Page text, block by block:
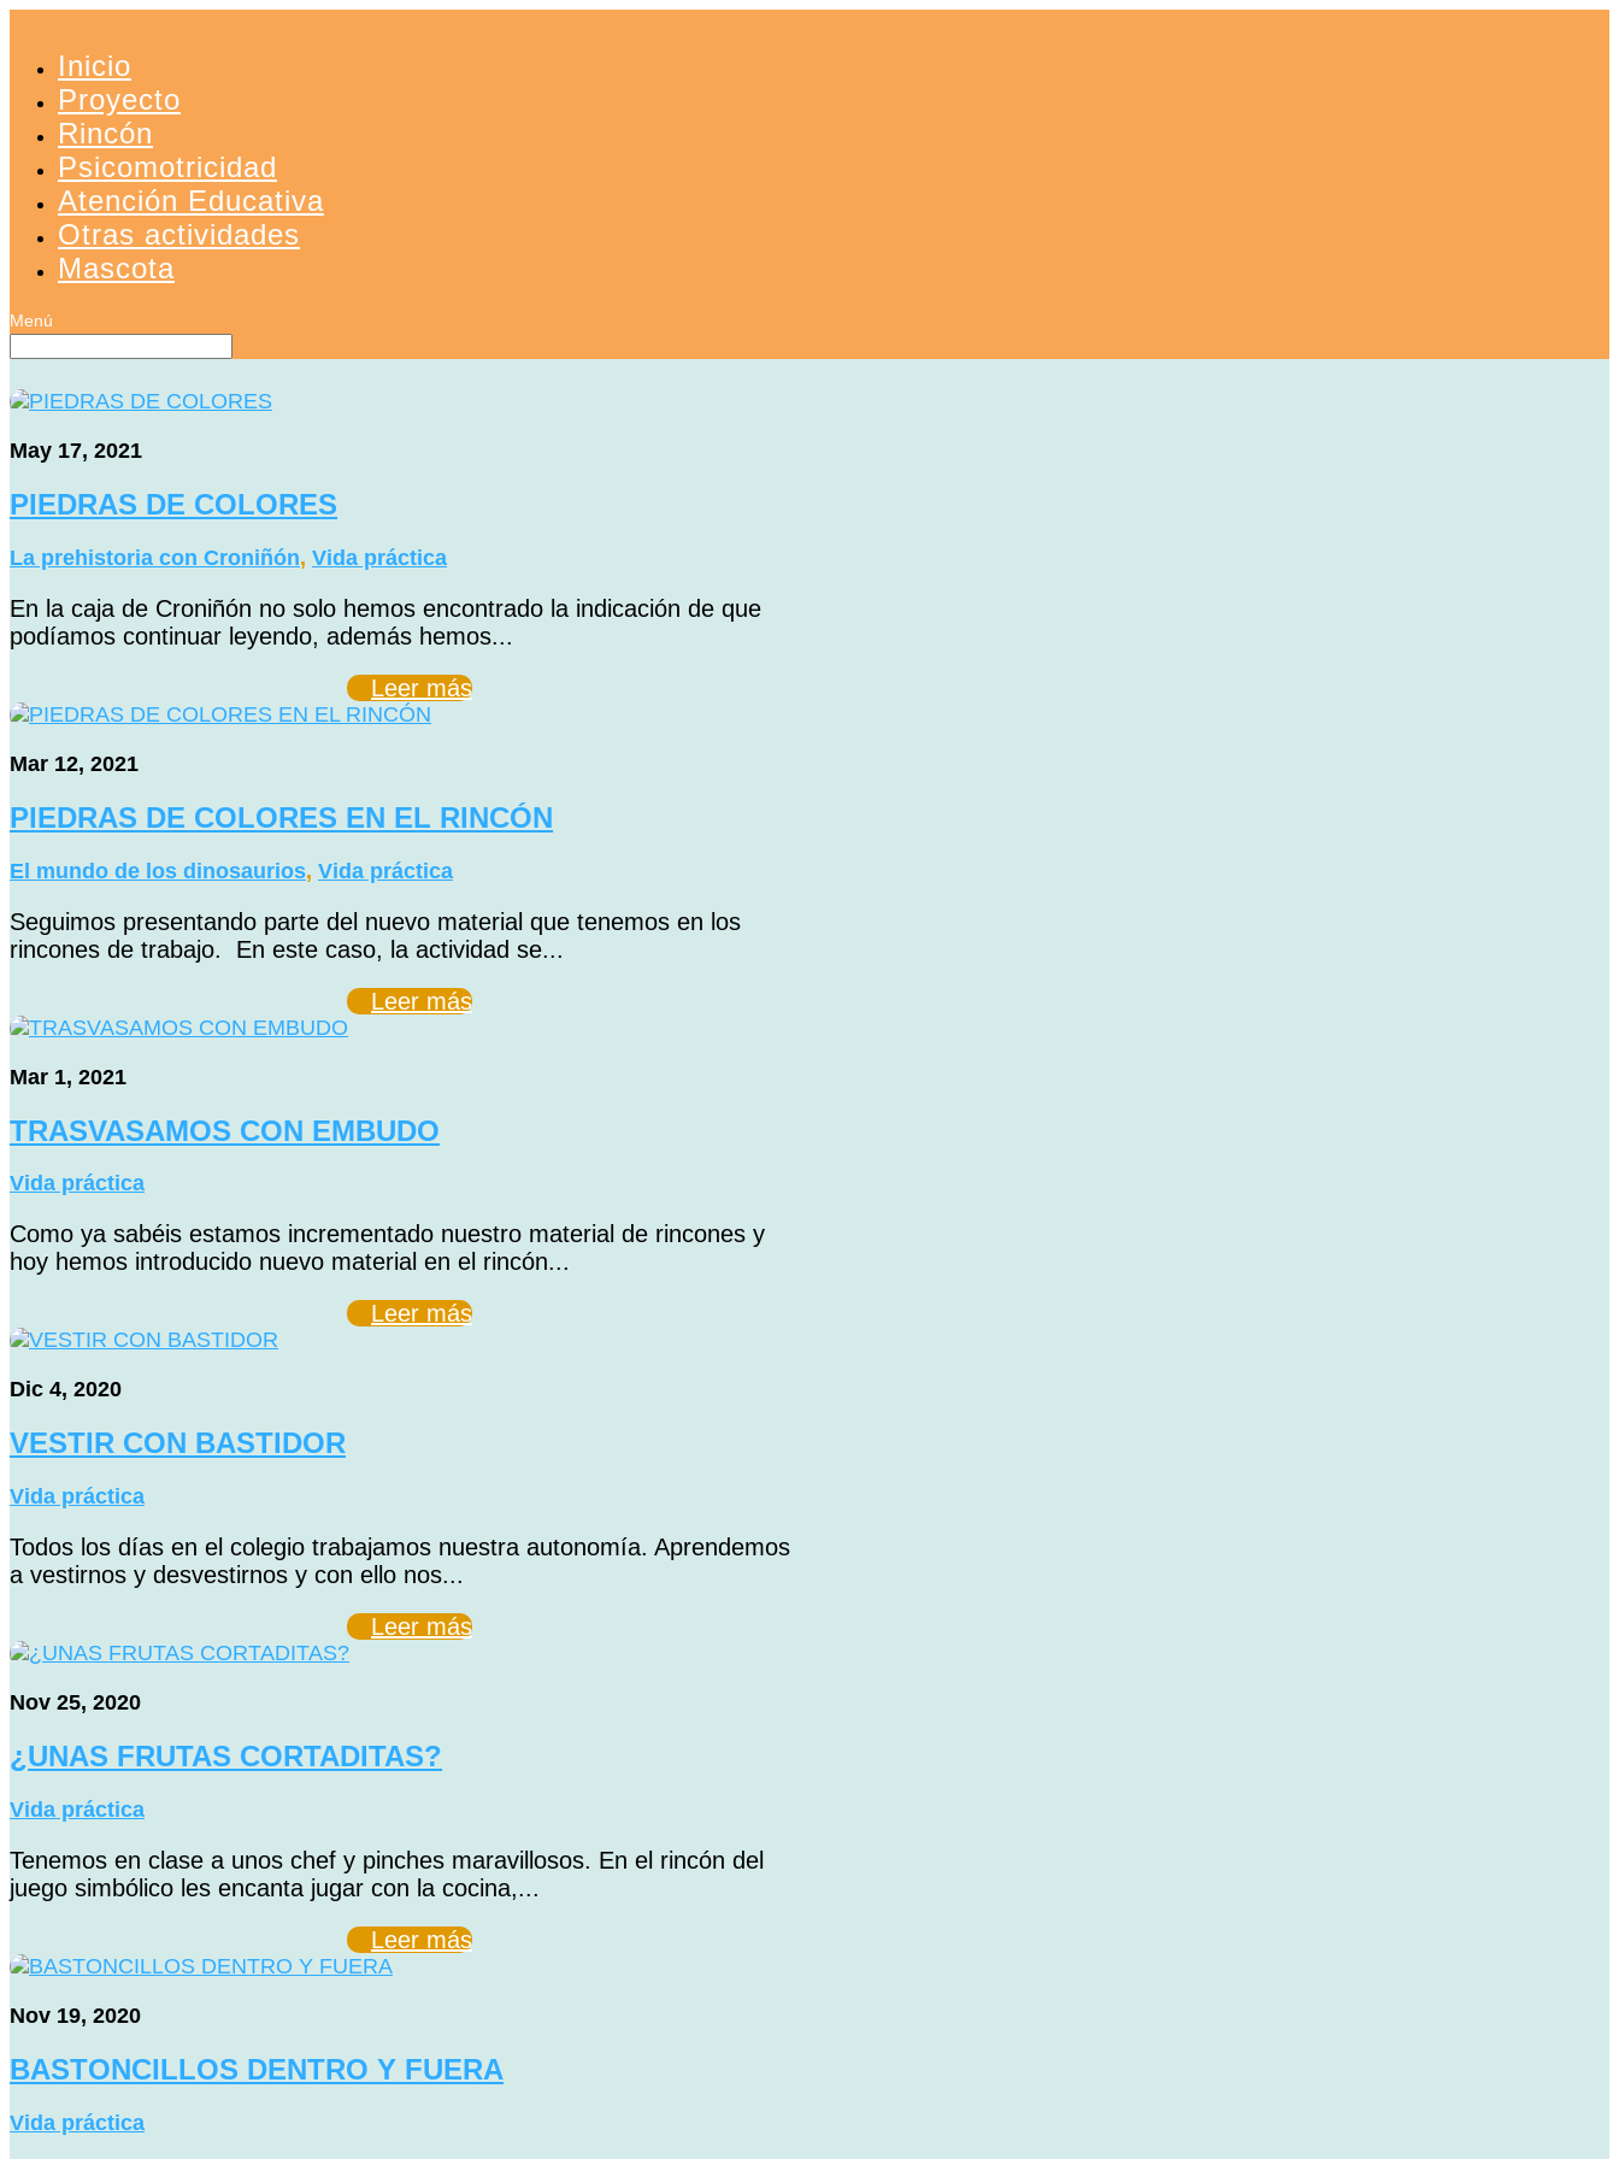
Inicio
Proyecto
Rincón
Psicomotricidad
Atención Educativa
Otras actividades
Mascota
May 17, 2021
PIEDRAS DE COLORES
La prehistoria con Croniñón, Vida práctica
En la caja de Croniñón no solo hemos encontrado la indicación de que
podíamos continuar leyendo, además hemos...
Leer más
Mar 12, 2021
PIEDRAS DE COLORES EN EL RINCÓN
El mundo de los dinosaurios, Vida práctica
Seguimos presentando parte del nuevo material que tenemos en los
rincones de trabajo. En este caso, la actividad se...
Leer más
Mar 1, 2021
TRASVASAMOS CON EMBUDO
Vida práctica
Como ya sabéis estamos incrementado nuestro material de rincones y
hoy hemos introducido nuevo material en el rincón...
Leer más
Dic 4, 2020
VESTIR CON BASTIDOR
Vida práctica
Todos los días en el colegio trabajamos nuestra autonomía. Aprendemos
a vestirnos y desvestirnos y con ello nos...
Leer más
Nov 25, 2020
¿UNAS FRUTAS CORTADITAS?
Vida práctica
Tenemos en clase a unos chef y pinches maravillosos. En el rincón del
juego simbólico les encanta jugar con la cocina,...
Leer más
Nov 19, 2020
BASTONCILLOS DENTRO Y FUERA
Vida práctica